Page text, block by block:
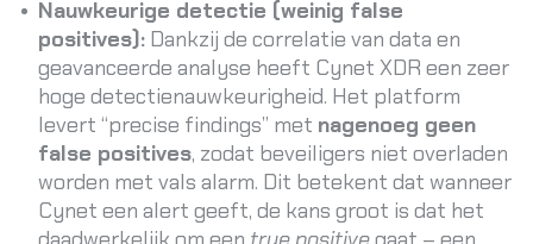
Nauwkeurige detectie (weinig false
positives): Dankzij de correlatie van data en
geavanceerde analyse heeft Cynet XDR een zeer
hoge detectienauwkeurigheid. Het platform
levert “precise findings” met nagenoeg geen
false positives, zodat beveiligers niet overladen
worden met vals alarm. Dit betekent dat wanneer
Cynet een alert geeft, de kans groot is dat het